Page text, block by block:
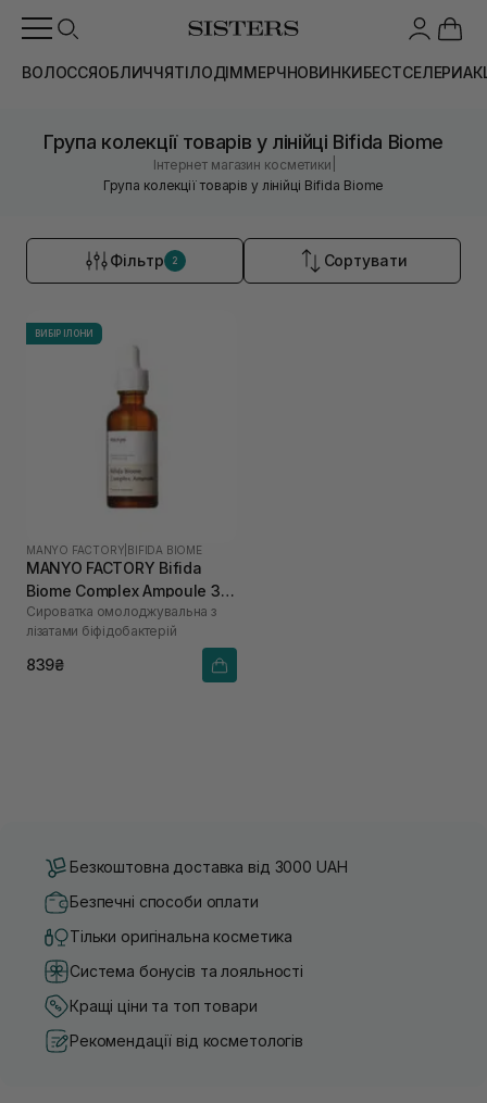
ВОЛОССЯОБЛИЧЧЯТІЛОДІММЕРЧНОВИНКИБЕСТСЕЛЕРИ
Група колекції товарів у лінійці Bifida Biome
Інтернет магазин косметики
Група колекції товарів у лінійці Bifida Biome
Фільтр 2 Сортувати
ВИБІР ІЛОНИ
MANYO FACTORY BIFIDA BIOME
MANYO FACTORY Bifida
Biome Complex Ampoule 30
мл
Сироватка омолоджувальна з
лізатами біфідобактерій
839₴
Безкоштовна доставка від 3000 UAH
Безпечні способи оплати
Тільки оригінальна косметика
Система бонусів та лояльності
Кращі ціни та топ товари
Рекомендації від косметологів